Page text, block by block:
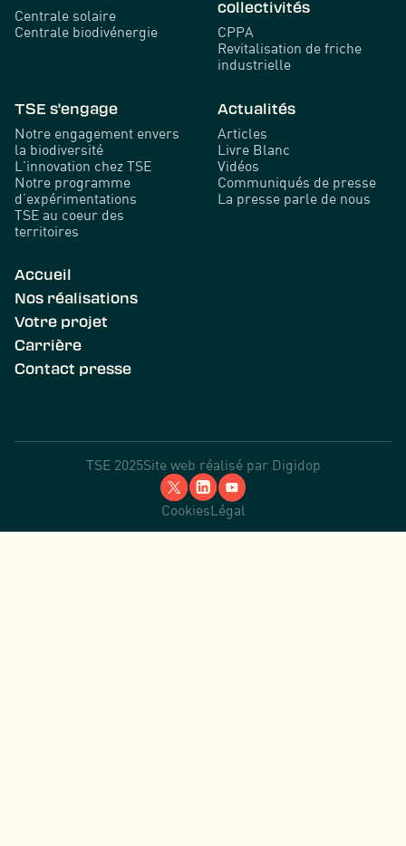
Centrale solaire
Centrale biodivénergie
collectivités
CPPA
Revitalisation de friche
industrielle
TSE s'engage
Notre engagement envers
la biodiversité
L'innovation chez TSE
Notre programme
d’expérimentations
TSE au coeur des
territoires
Actualités
Articles
Livre Blanc
Vidéos
Communiqués de presse
La presse parle de nous
Accueil
Nos réalisations
Votre projet
Carrière
Contact presse
TSE 2025Site web réalisé par Digidop
CookiesLégal